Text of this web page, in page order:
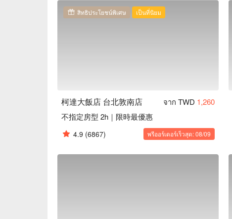
สิทธิประโยชน์พิเศษ เป็นที่นิยม
柯達大飯店 台北敦南店 จาก TWD 1,260
不指定房型 2h｜限時最優惠
4.9 (6867) พรีออร์เดอร์เร็วสุด: 08/09